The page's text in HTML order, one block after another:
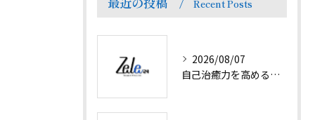
Recent Posts
2026/08/07
自己治癒力を高めるプランで徳島県名西郡神山町の癒やし体験と地域の魅力を探る